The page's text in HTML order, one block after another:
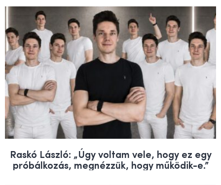
Raskó László: „Úgy voltam vele, hogy ez egy
próbálkozás, megnézzük, hogy működik-e.”